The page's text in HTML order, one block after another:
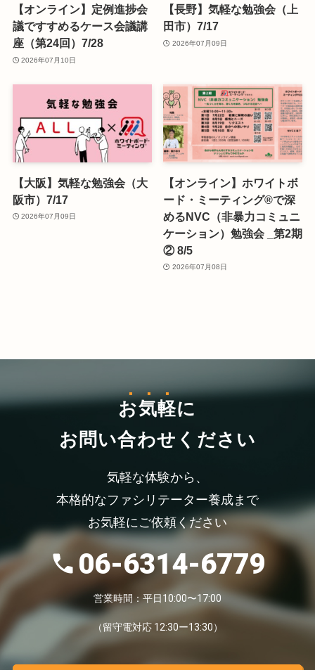
【オンライン】定例進捗会
議ですすめるケース会議講
座（第24回）7/28
2026年07月10日
【長野】気軽な勉強会（上
田市）7/17
2026年07月09日
【大阪】気軽な勉強会（大
阪市）7/17
2026年07月09日
【オンライン】ホワイトボ
ード・ミーティング®で深
めるNVC（非暴力コミュニ
ケーション）勉強会 _第2期
② 8/5
2026年07月08日
お気軽に
お問い合わせください
気軽な体験から、
本格的なファシリテーター養成まで
お気軽にご依頼ください
06-6314-6779
営業時間：平日10:00〜17:00
（留守電対応 12:30ー13:30）